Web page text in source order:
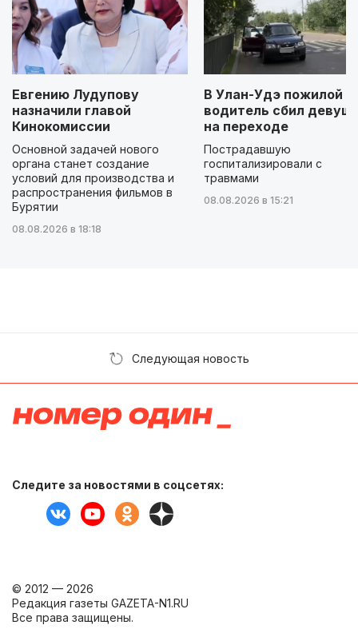
Евгению Лудупову
назначили главой
Кинокомиссии
Основной задачей нового
органа станет создание
условий для производства и
распространения фильмов в
Бурятии
08.08.2026 в 18:18
В Улан-Удэ пожилой
водитель сбил
на переходе
Пострадавшую
госпитализировали с
травмами
08.08.2026 в 15:21
Следующая новость
Следите за новостями в соцсетях:
© 2012 — 2026
Редакция газеты GAZETA-N1.RU
Все права защищены.